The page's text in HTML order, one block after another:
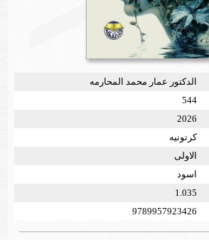
الدكتور عمار محمد المحارمه
544
2026
كرتونيه
الاولى
اسود
1.035
9789957923426